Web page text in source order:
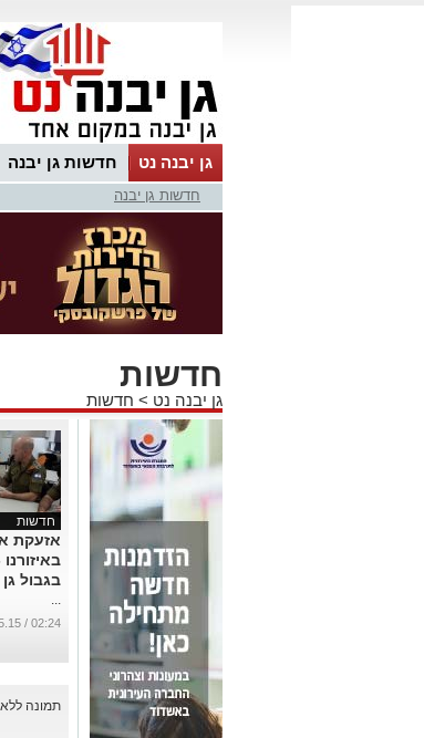
גן יבנה נט חדשות גן יבנה
MyKehila
חדשות גן יבנה
חדשות
גן יבנה נט > חדשות
חדשות
אזעקת
בגבול גן
...
02:24 / 27.05.15